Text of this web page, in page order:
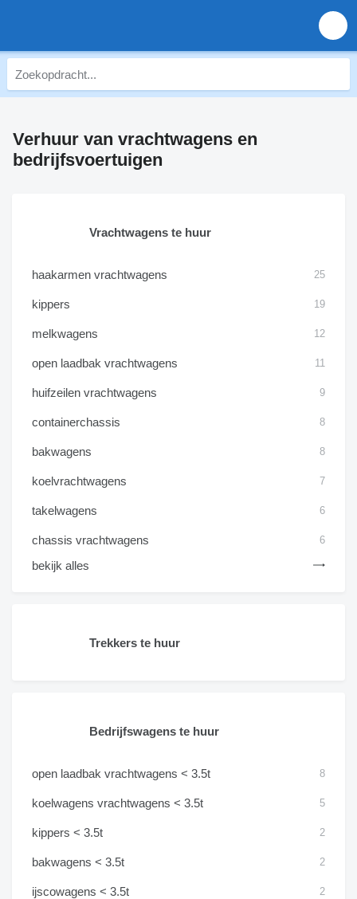
Verhuur van vrachtwagens en
bedrijfsvoertuigen
Vrachtwagens te huur
haakarmen vrachtwagens 25
kippers 19
melkwagens 12
open laadbak vrachtwagens 11
huifzeilen vrachtwagens 9
containerchassis 8
bakwagens 8
koelvrachtwagens 7
takelwagens 6
chassis vrachtwagens 6
bekijk alles
Trekkers te huur
Bedrijfswagens te huur
open laadbak vrachtwagens < 3.5t 8
koelwagens vrachtwagens < 3.5t 5
kippers < 3.5t 2
bakwagens < 3.5t 2
ijscowagens < 3.5t 2